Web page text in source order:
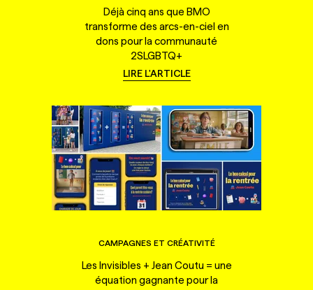
Déjà cinq ans que BMO
transforme des arcs-en-ciel en
dons pour la communauté
2SLGBTQ+
LIRE L'ARTICLE
CAMPAGNES ET CRÉATIVITÉ
Les Invisibles + Jean Coutu = une
équation gagnante pour la